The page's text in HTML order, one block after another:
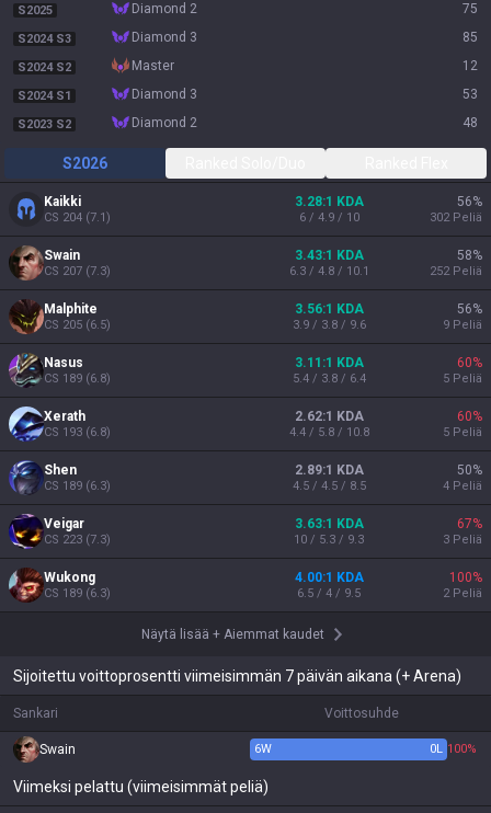
S2025 diamond 2 75
S2024 S3 diamond 3 85
S2024 S2 master 12
S2024 S1 diamond 3 53
S2023 S2 diamond 2 48
S2026
Kaikki
CS 204 (7.1)
3.28:1 KDA
6 / 4.9 / 10
56%
302 Peliä
Swain
CS 207 (7.3)
3.43:1 KDA
6.3 / 4.8 / 10.1
58%
252 Peliä
Malphite
CS 205 (6.5)
3.56:1 KDA
3.9 / 3.8 / 9.6
56%
9 Peliä
Nasus
CS 189 (6.8)
3.11:1 KDA
5.4 / 3.8 / 6.4
60%
5 Peliä
Xerath
CS 193 (6.8)
2.62:1 KDA
4.4 / 5.8 / 10.8
60%
5 Peliä
Shen
CS 189 (6.3)
2.89:1 KDA
4.5 / 4.5 / 8.5
50%
4 Peliä
Veigar
CS 223 (7.3)
3.63:1 KDA
10 / 5.3 / 9.3
67%
3 Peliä
Wukong
CS 189 (6.3)
4.00:1 KDA
6.5 / 4 / 9.5
100%
2 Peliä
Näytä lisää + Aiemmat kaudet
Sijoitettu voittoprosentti viimeisimmän 7 päivän aikana (+ Arena)
Sankari Voittosuhde
Swain 6W 0L 100%
Viimeksi pelattu (viimeisimmät peliä)